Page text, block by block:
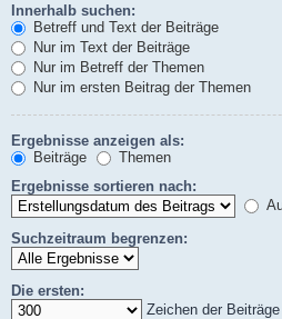
Innerhalb suchen:
Betreff und Text der Beiträge
Nur im Text der Beiträge
Nur im Betreff der Themen
Nur im ersten Beitrag der Themen
Ergebnisse anzeigen als:
Beiträge
Themen
Ergebnisse sortieren nach:
Suchzeitraum begrenzen:
Die ersten:
Zeichen der